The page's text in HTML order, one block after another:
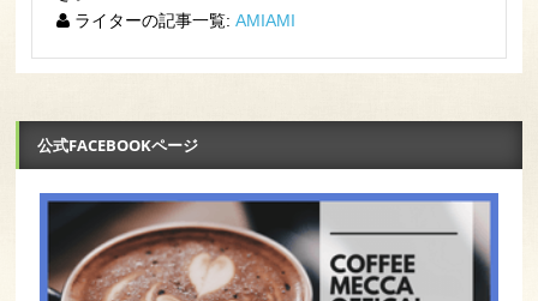
ライターの記事一覧: AMIAMI
公式FACEBOOKページ